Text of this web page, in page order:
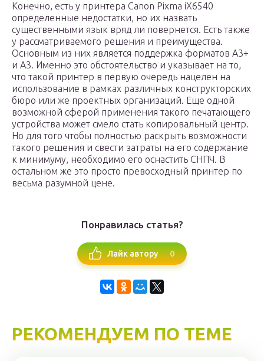
Конечно, есть у принтера Canon Pixma iX6540
определенные недостатки, но их назвать
существенными язык вряд ли повернется. Есть также
у рассматриваемого решения и преимущества.
Основным из них является поддержка форматов А3+
и А3. Именно это обстоятельство и указывает на то,
что такой принтер в первую очередь нацелен на
использование в рамках различных конструкторских
бюро или же проектных организаций. Еще одной
возможной сферой применения такого печатающего
устройства может смело стать копировальный центр.
Но для того чтобы полностью раскрыть возможности
такого решения и свести затраты на его содержание
к минимуму, необходимо его оснастить СНПЧ. В
остальном же это просто превосходный принтер по
весьма разумной цене.
Понравилась статья?
Лайк автору 0
РЕКОМЕНДУЕМ ПО ТЕМЕ